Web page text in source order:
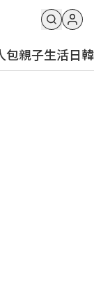
包親子生活日韓